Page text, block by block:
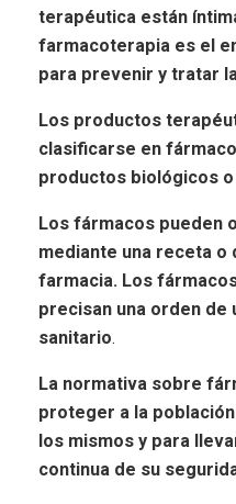
terapéutica están
farmacoterapia es el
para prevenir y tratar
Los productos
clasificarse en
productos biológicos
Los fármacos pueden
mediante una receta o
farmacia. Los
precisan una orden de
sanitario.
La normativa sobre
proteger a la
los mismos y para
continua de su